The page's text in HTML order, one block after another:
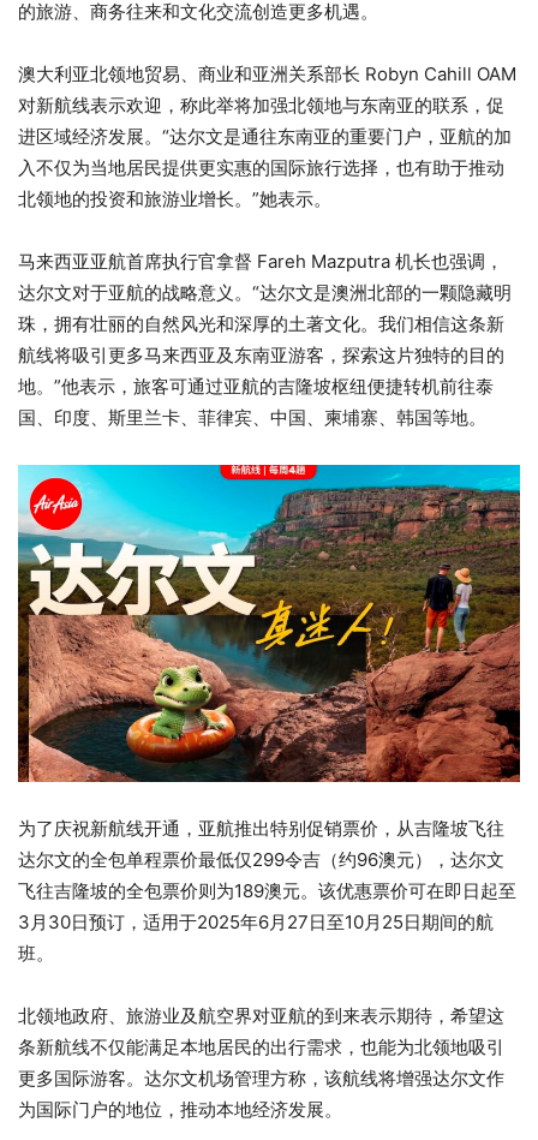
的旅游、商务往来和文化交流创造更多机遇。
澳大利亚北领地贸易、商业和亚洲关系部长 Robyn Cahill OAM
对新航线表示欢迎，称此举将加强北领地与东南亚的联系，促
进区域经济发展。“达尔文是通往东南亚的重要门户，亚航的加
入不仅为当地居民提供更实惠的国际旅行选择，也有助于推动
北领地的投资和旅游业增长。”她表示。
马来西亚亚航首席执行官拿督 Fareh Mazputra 机长也强调，
达尔文对于亚航的战略意义。“达尔文是澳洲北部的一颗隐藏明
珠，拥有壮丽的自然风光和深厚的土著文化。我们相信这条新
航线将吸引更多马来西亚及东南亚游客，探索这片独特的目的
地。”他表示，旅客可通过亚航的吉隆坡枢纽便捷转机前往泰
国、印度、斯里兰卡、菲律宾、中国、柬埔寨、韩国等地。
为了庆祝新航线开通，亚航推出特别促销票价，从吉隆坡飞往
达尔文的全包单程票价最低仅299令吉（约96澳元），达尔文
飞往吉隆坡的全包票价则为189澳元。该优惠票价可在即日起至
3月30日预订，适用于2025年6月27日至10月25日期间的航
班。
北领地政府、旅游业及航空界对亚航的到来表示期待，希望这
条新航线不仅能满足本地居民的出行需求，也能为北领地吸引
更多国际游客。达尔文机场管理方称，该航线将增强达尔文作
为国际门户的地位，推动本地经济发展。